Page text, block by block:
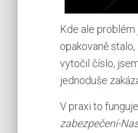
Kde ale
opakovaně
vytočil číslo,
jednoduše
V praxi to
zabezpečení-